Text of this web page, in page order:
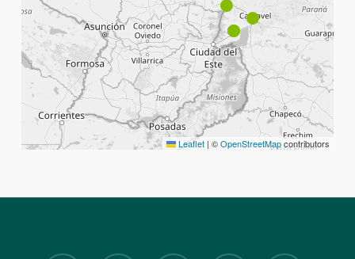
Leaflet | ©OpenStreetMapcontributors